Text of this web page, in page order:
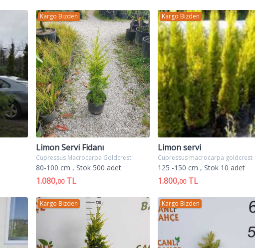
Kargo Bizden
Limon Servi Fidanı
Cupressus Macrocarpa Goldcrest
80-100 cm , Stok 500 adet
1.080,00TL
Kargo Bizden
Limon servi
Cupressus macrocarpa goldcrest
125 -150 cm , Stok 10 adet
1.800,00TL
Kargo Bizden Kargo Bizden